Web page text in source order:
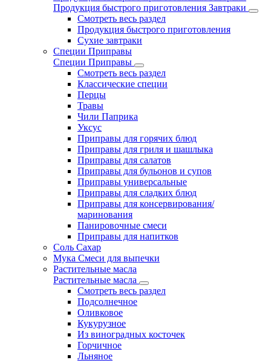
Продукция быстрого приготовления Завтраки
Смотреть весь раздел
Продукция быстрого приготовления
Сухие завтраки
Специи Приправы
Специи Приправы
Смотреть весь раздел
Классические специи
Перцы
Травы
Чили Паприка
Уксус
Приправы для горячих блюд
Приправы для гриля и шашлыка
Приправы для салатов
Приправы для бульонов и супов
Приправы универсальные
Приправы для сладких блюд
Приправы для консервирования/
маринования
Панировочные смеси
Приправы для напитков
Соль Сахар
Мука Смеси для выпечки
Растительные масла
Растительные масла
Смотреть весь раздел
Подсолнечное
Оливковое
Кукурузное
Из виноградных косточек
Горчичное
Льняное